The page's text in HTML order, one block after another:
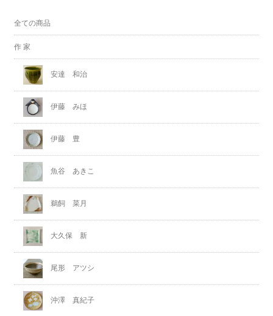
全ての商品
作 家
安達 和治
伊藤 みほ
伊藤 豊
魚谷 あきこ
鵜飼 菜月
大久保 新
尾形 アツシ
沖澤 真紀子